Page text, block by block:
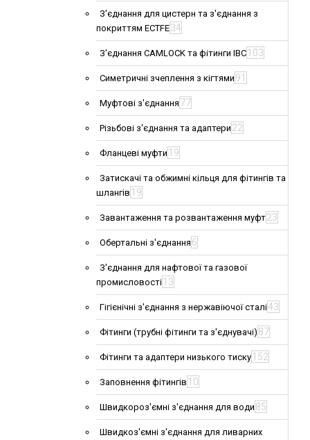
З'єднання для цистерн та з'єднання з
покриттям ECTFE34
З'єднання CAMLOCK та фітинги IBC 103
Симетричні зчеплення з кігтями 91
Муфтові з'єднання 77
Різьбові з'єднання та адаптери 22
Фланцеві муфти 19
Затискачі та обжимні кільця для фітингів та
шлангів 19
Завантаження та розвантаження муфт23
Обертальні з'єднання 6
З'єднання для нафтової та газової
промисловості 13
Гігієнічні з'єднання з нержавіючої сталі43
Фітинги (трубні фітинги та з'єднувачі) 87
Фітинги та адаптери низького тиску 152
Заповнення фітингів 10
Швидкороз'ємні з'єднання для води 85
Швидкоз'ємні з'єднання для ливарних